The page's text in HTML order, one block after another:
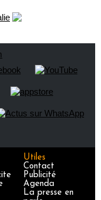
Utiles
Contact
Publicité
Agenda
La presse en